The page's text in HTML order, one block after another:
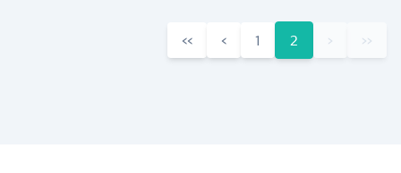
‹‹ ‹ 1 2 › ››